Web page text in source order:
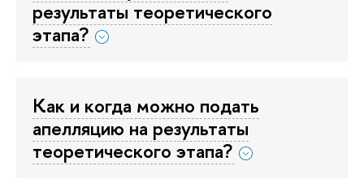
результаты теоретического
этапа?
Как и когда можно подать
апелляцию на результаты
теоретического этапа?